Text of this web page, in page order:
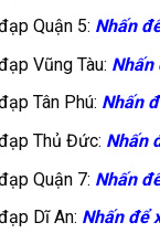
Quận 5: Nhấn
Vũng Tàu: Nhấn
Tân Phú: Nhấn
Thủ Đức: Nhấn
Quận 7: Nhấn
Dĩ An: Nhấn để